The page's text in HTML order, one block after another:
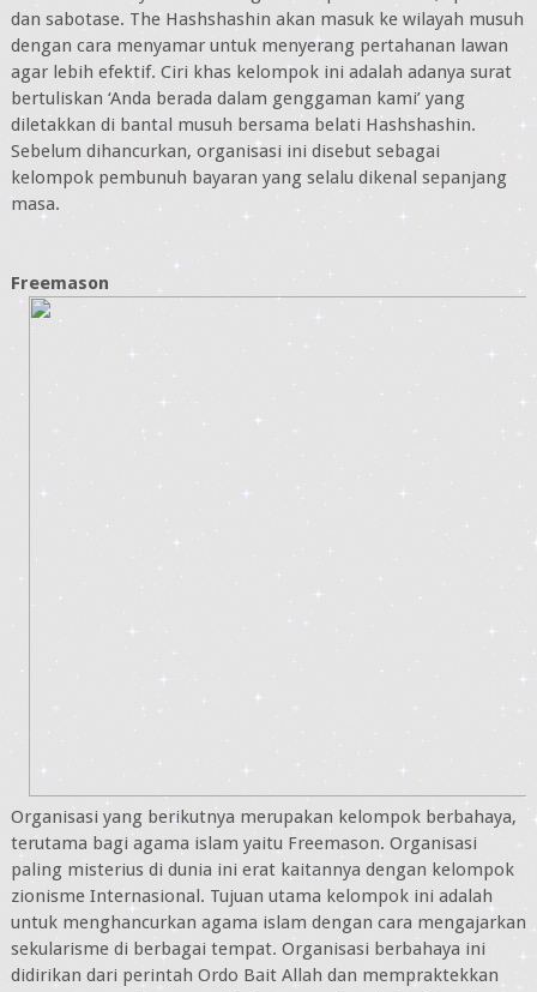
dan sabotase. The Hashshashin akan masuk ke wilayah musuh
dengan cara menyamar untuk menyerang pertahanan lawan
agar lebih efektif. Ciri khas kelompok ini adalah adanya surat
bertuliskan ‘Anda berada dalam genggaman kami’ yang
diletakkan di bantal musuh bersama belati Hashshashin.
Sebelum dihancurkan, organisasi ini disebut sebagai
kelompok pembunuh bayaran yang selalu dikenal sepanjang
masa.
Freemason
Organisasi yang berikutnya merupakan kelompok berbahaya,
terutama bagi agama islam yaitu Freemason. Organisasi
paling misterius di dunia ini erat kaitannya dengan kelompok
zionisme Internasional. Tujuan utama kelompok ini adalah
untuk menghancurkan agama islam dengan cara mengajarkan
sekularisme di berbagai tempat. Organisasi berbahaya ini
didirikan dari perintah Ordo Bait Allah dan mempraktekkan